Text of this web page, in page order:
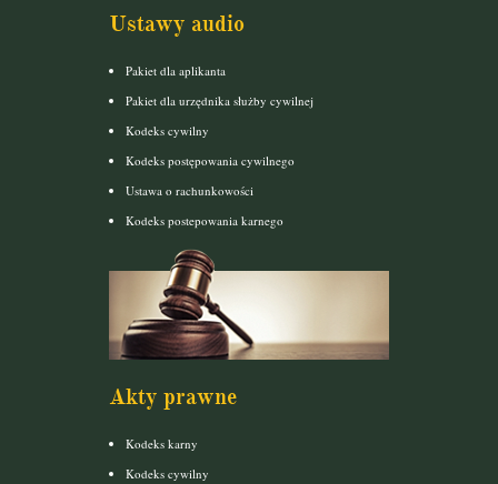
Ustawy audio
Pakiet dla aplikanta
Pakiet dla urzędnika służby cywilnej
Kodeks cywilny
Kodeks postępowania cywilnego
Ustawa o rachunkowości
Kodeks postepowania karnego
Akty prawne
Kodeks karny
Kodeks cywilny